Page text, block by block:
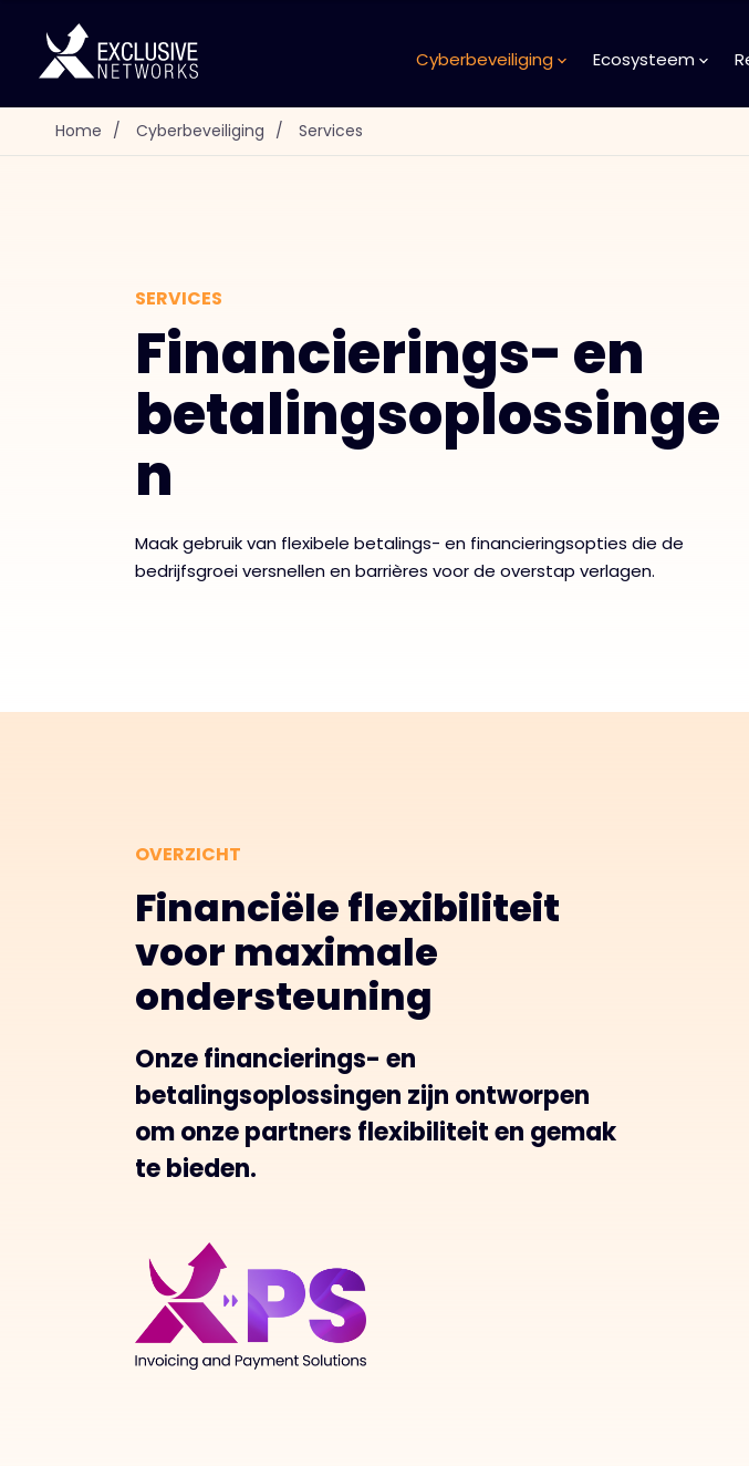
Cyberbeveiliging Ecosysteem
Home / Cyberbeveiliging / Services
SERVICES
Financierings- en
betalingsoplossinge
n
Maak gebruik van flexibele betalings- en financieringsopties die de
bedrijfsgroei versnellen en barrières voor de overstap verlagen.
OVERZICHT
Financiële flexibiliteit
voor maximale
ondersteuning
Onze financierings- en
betalingsoplossingen zijn ontworpen
om onze partners flexibiliteit en gemak
te bieden.